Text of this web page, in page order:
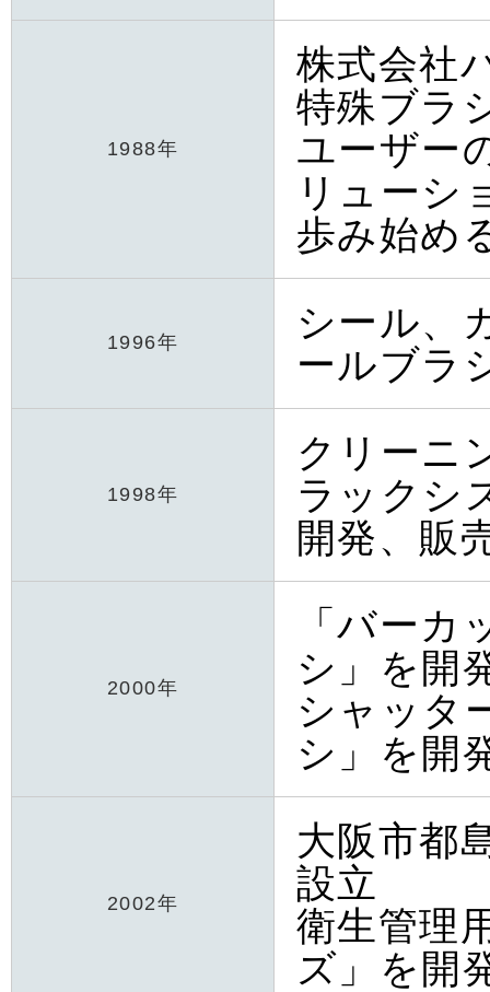
1988年
株式会社
特殊ブラ
ユーザー
リューシ
歩み始め
1996年
シール、
ールブラ
1998年
クリーニ
ラックシ
開発、販
2000年
「バー
シ」を開
シャッタ
シ」を開
2002年
大阪市都
設立
衛生管理
ズ」を開